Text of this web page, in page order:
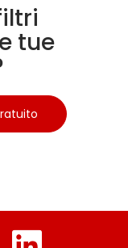
tue